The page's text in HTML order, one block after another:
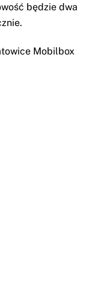
będzie dwa
Mobilbox